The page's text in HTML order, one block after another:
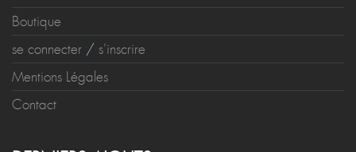
Boutique
se connecter / s'inscrire
Mentions Légales
Contact